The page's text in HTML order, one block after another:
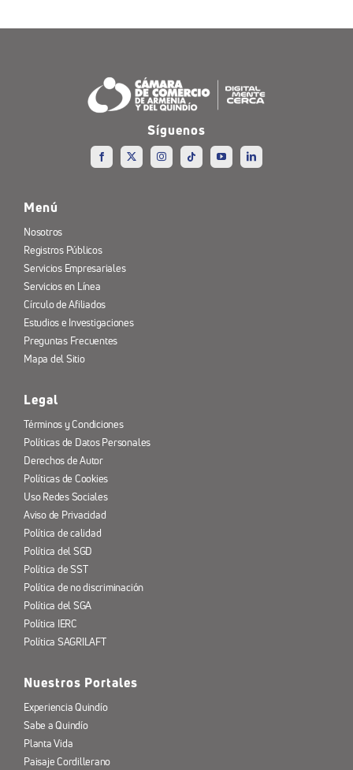
Síguenos
Menú
Nosotros
Registros Públicos
Servicios Empresariales
Servicios en Línea
Círculo de Afiliados
Estudios e Investigaciones
Preguntas Frecuentes
Mapa del Sitio
Legal
Términos y Condiciones
Políticas de Datos Personales
Derechos de Autor
Políticas de Cookies
Uso Redes Sociales
Aviso de Privacidad
Política de calidad
Política del SGD
Política de SST
Política de no discriminación
Política del SGA
Política IERC
Política SAGRILAFT
Nuestros Portales
Experiencia Quindío
Sabe a Quindío
Planta Vida
Paisaje Cordillerano